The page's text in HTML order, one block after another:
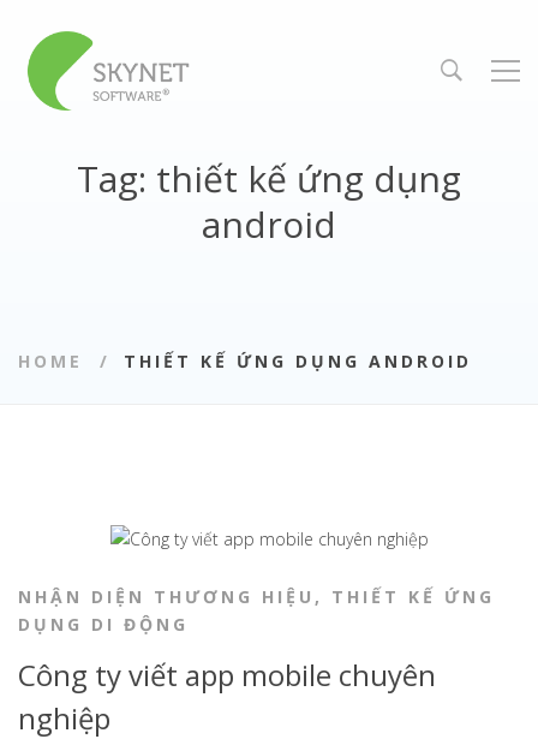
Tag: thiết kế ứng dụng
android
HOME THIẾT KẾ ỨNG DỤNG ANDROID
NHẬN DIỆN THƯƠNG HIỆU , THIẾT KẾ ỨNG
DỤNG DI ĐỘNG
Công ty viết app mobile chuyên
nghiệp